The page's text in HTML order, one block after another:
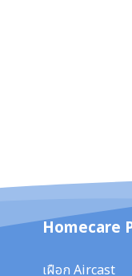
Homecare
เฝือก Aircast